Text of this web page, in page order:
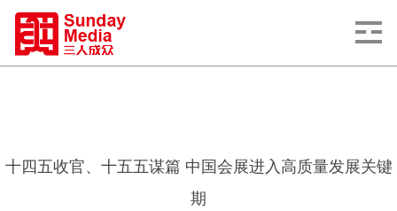
十四五收官、十五五谋篇 中国会展进入高质量发展关键
期